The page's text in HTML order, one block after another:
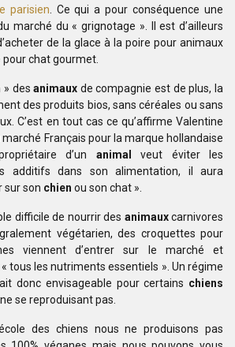
Le parisien . Ce qui a pour conséquence une
marché du « grignotage ».
Il est d’ailleurs
de la glace à la poire pour animaux
chat gourmet.
» desanimaux de compagnie est de plus, la
des produits bios, sans céréales ou sans
C’est en tout cas ce qu’affirme Valentine
Français pour la marque hollandaise
d’un animalveut éviter les
additifs dans son alimentation, il aura
sur son chien ou son chat ».
difficile de nourrir des animauxcarnivores
végétarien, des croquettes pour
viennent d’entrer sur le marché et
tous les nutriments essentiels ». Un régime
donc envisageable pour certains chiens
se reproduisantpas.
des chiens nous ne produisons pas